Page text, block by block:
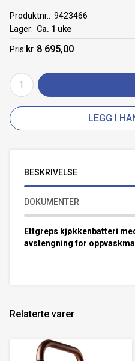
Produktnr.
9423466
Lager
Ca. 1 uke
Pris kr 8 695,00
LEGG I
BESKRIVELSE
DOKUMENTER
Ettgreps kjøkkenbatteri
avstengning for
Relaterte varer